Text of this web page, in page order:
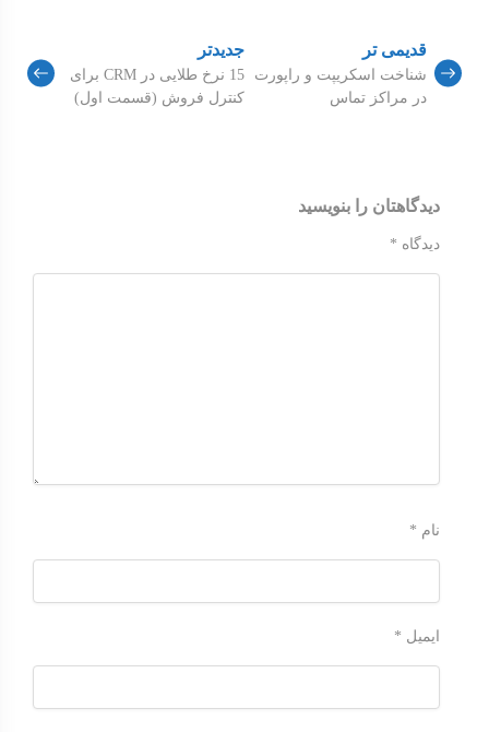
قدیمی تر
شناخت اسکریپت و راپورت
در مراکز تماس
جدیدتر
15 نرخ طلایی در CRM برای
کنترل فروش (قسمت اول)
دیدگاهتان را بنویسید
دیدگاه *
نام *
ایمیل *